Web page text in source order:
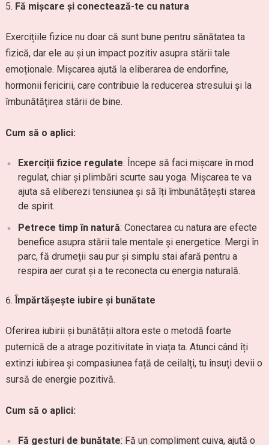
Fă mișcare și conectează-te cu natura
Exercițiile fizice nu doar că sunt bune pentru sănătatea ta
fizică, dar ele au și un impact pozitiv asupra stării tale
emoționale. Mișcarea ajută la eliberarea de endorfine,
hormonii fericirii, care contribuie la reducerea stresului și la
îmbunătățirea stării de bine.
Cum să o aplici:
Exerciții fizice regulate: Începe să faci mișcare în mod
regulat, chiar și plimbări scurte sau yoga. Mișcarea te va
ajuta să eliberezi tensiunea și să îți îmbunătățești starea
de spirit.
Petrece timp în natură: Conectarea cu natura are efecte
benefice asupra stării tale mentale și energetice. Mergi în
parc, fă drumeții sau pur și simplu stai afară pentru a
respira aer curat și a te reconecta cu energia naturală.
Împărtășește iubire și bunătate
Oferirea iubirii și bunătății altora este o metodă foarte
puternică de a atrage pozitivitate în viața ta. Atunci când îți
extinzi iubirea și compasiunea față de ceilalți, tu însuți devii o
sursă de energie pozitivă.
Cum să o aplici:
Fă gesturi de bunătate: Fă un compliment cuiva, ajută o